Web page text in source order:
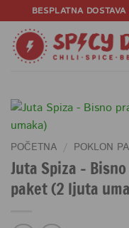
to
content
BESPLATNA
POČETNA / POKLON
Juta Spiza –
paket (2 ljuta